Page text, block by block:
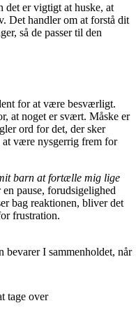
det er vigtigt at huske, at
Det handler om at forstå dit
så de passer til den
for at være besværligt.
at noget er svært. Måske er
ord for det, der sker
være nysgerrig frem for
barn at fortælle mig lige
pause, forudsigelighed
bag reaktionen, bliver det
frustration.
bevarer I sammenholdet, når
tage over